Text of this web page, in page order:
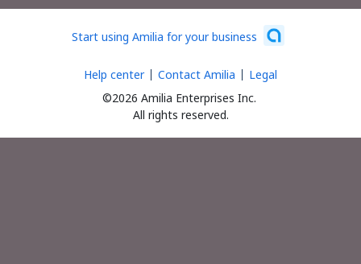
Start using Amilia for your business
©2026 Amilia Enterprises Inc.
All rights reserved.
Help center Contact Amilia Legal